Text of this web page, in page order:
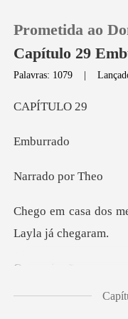
Loja
Histórico
Sair
Prometida ao
Capítulo 29
Palavras: 1079 |
ÍTU
urr
do po